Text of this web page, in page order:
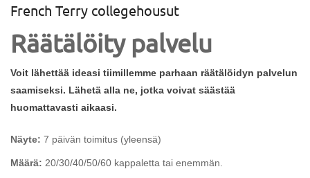
French Terry collegehousut
Räätälöity palvelu
Voit lähettää ideasi tiimillemme parhaan räätälöidyn palvelun
saamiseksi. Lähetä alla ne, jotka voivat säästää
huomattavasti aikaasi.
Näyte: 7 päivän toimitus (yleensä)
Määrä: 20/30/40/50/60 kappaletta tai enemmän.